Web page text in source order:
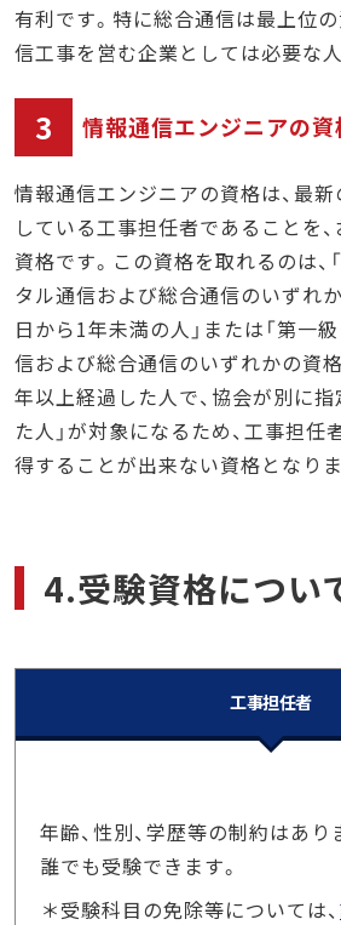
有利です。特に総合通信は最上位
信工事を営む企業としては必要な
3 情報通信エンジニアの
情報通信エンジニアの資格は、最新
している工事担任者であることを
資格です。この資格を取れるのは、
タル通信および総合通信のいずれ
日から1年未満の人」または「第一
信および総合通信のいずれかの資
年以上経過した人で、協会が別に
た人」が対象になるため、工事担任
得することが出来ない資格となりま
4.受験資格につい
工事担任者
年齢、性別、学歴等の制約はあり
誰でも受験できます。
＊受験科目の免除等については、